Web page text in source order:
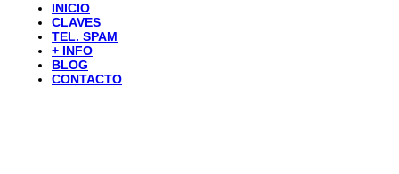
INICIO
CLAVES
TEL. SPAM
+ INFO
BLOG
CONTACTO